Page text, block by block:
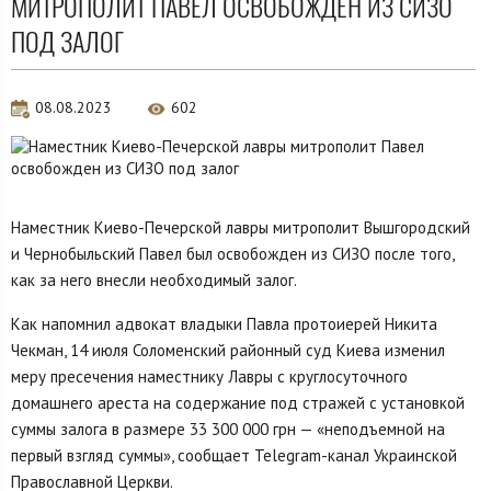
ПОД ЗАЛОГ
08.08.2023 602
Наместник Киево-Печерской лавры митрополит Вышгородский
и Чернобыльский Павел был освобожден из СИЗО после того,
как за него внесли необходимый залог.
Как напомнил адвокат владыки Павла протоиерей Никита
Чекман, 14 июля Соломенский районный суд Киева изменил
меру пресечения наместнику Лавры с круглосуточного
домашнего ареста на содержание под стражей с установкой
суммы залога в размере 33 300 000 грн — «неподъемной на
первый взгляд суммы», сообщает Telegram-канал Украинской
Православной Церкви.